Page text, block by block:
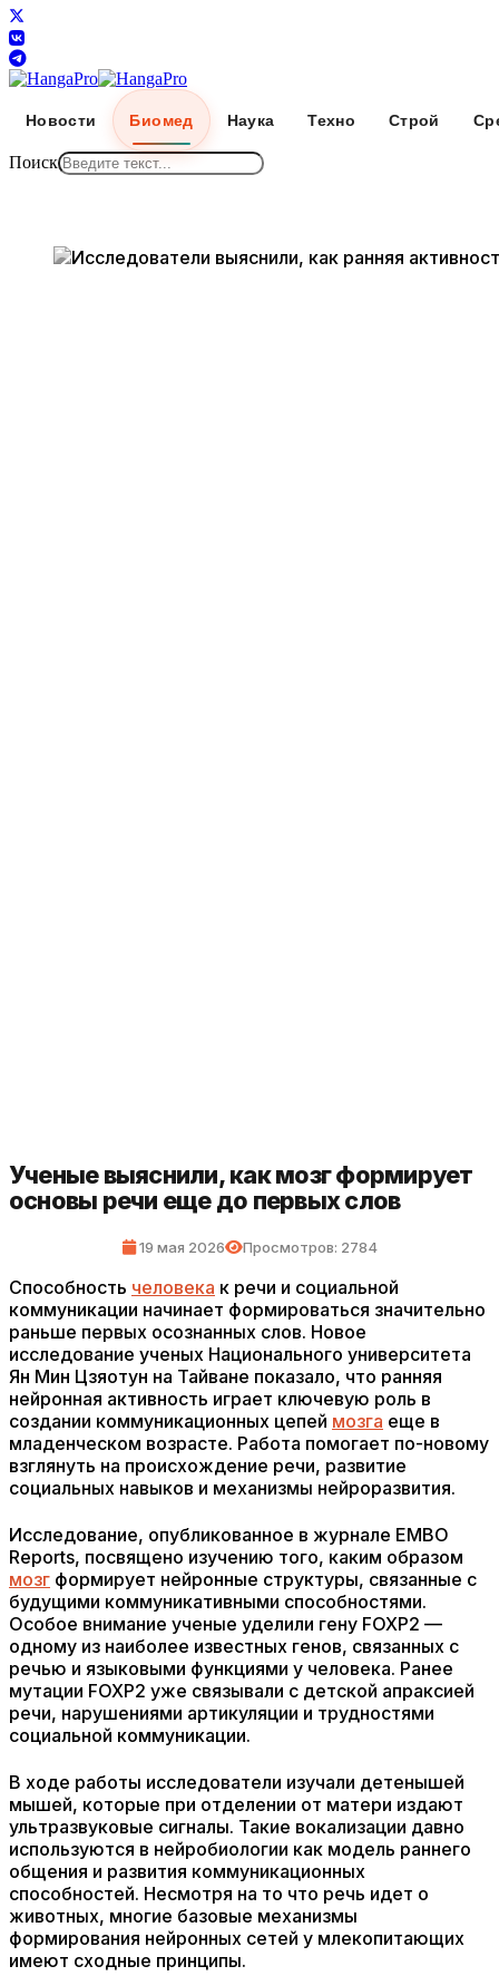
Новости Биомед Наука Техно Строй
Поиск
Ученые выяснили, как мозг формирует
основы речи еще до первых слов
19 мая 2026 Просмотров: 2784
Способность человека к речи и социальной
коммуникации начинает формироваться значительно
раньше первых осознанных слов. Новое
исследование ученых Национального университета
Ян Мин Цзяотун на Тайване показало, что ранняя
нейронная активность играет ключевую роль в
создании коммуникационных цепей мозга еще в
младенческом возрасте. Работа помогает по-новому
взглянуть на происхождение речи, развитие
социальных навыков и механизмы нейроразвития.
Исследование, опубликованное в журнале EMBO
Reports, посвящено изучению того, каким образом
мозг формирует нейронные структуры, связанные с
будущими коммуникативными способностями.
Особое внимание ученые уделили гену FOXP2 —
одному из наиболее известных генов, связанных с
речью и языковыми функциями у человека. Ранее
мутации FOXP2 уже связывали с детской апраксией
речи, нарушениями артикуляции и трудностями
социальной коммуникации.
В ходе работы исследователи изучали детенышей
мышей, которые при отделении от матери издают
ультразвуковые сигналы. Такие вокализации давно
используются в нейробиологии как модель раннего
общения и развития коммуникационных
способностей. Несмотря на то что речь идет о
животных, многие базовые механизмы
формирования нейронных сетей у млекопитающих
имеют сходные принципы.